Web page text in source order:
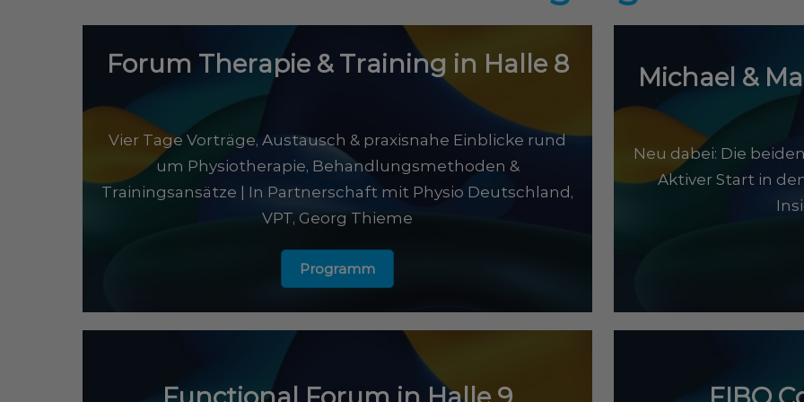
Forum Therapie & Training in Halle 8
Vier Tage Vorträge, Austausch & praxisnahe Einblicke rund
um Physiotherapie, Behandlungsmethoden &
Trainingsansätze | In Partnerschaft mit Physio Deutschland,
VPT, Georg Thieme
Programm
Michael &
Neu dabei: Die
Aktiver Start in